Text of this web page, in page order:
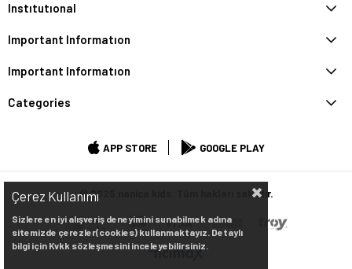
Instıtutıonal
Important Informatıon
Important Informatıon
Categories
APP STORE GOOGLE PLAY
© 2025 nanica kids. Tüm hakları saklıdır.
Çerez Kullanımı
Sizlere en iyi alışveriş deneyimini sunabilmek adına
sitemizde çerezler(cookies) kullanmaktayız. Detaylı
bilgi için Kvkk sözleşmesini inceleyebilirsiniz.